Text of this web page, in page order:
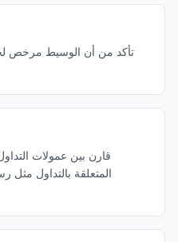
تأكد من أن الوسيط مرخص
قارن بين عمولات
المتعلقة بالتداول